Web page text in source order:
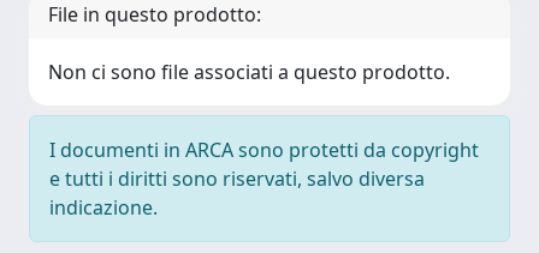
File in questo prodotto:
Non ci sono file associati a questo prodotto.
I documenti in ARCA sono protetti da copyright
e tutti i diritti sono riservati, salvo diversa
indicazione.